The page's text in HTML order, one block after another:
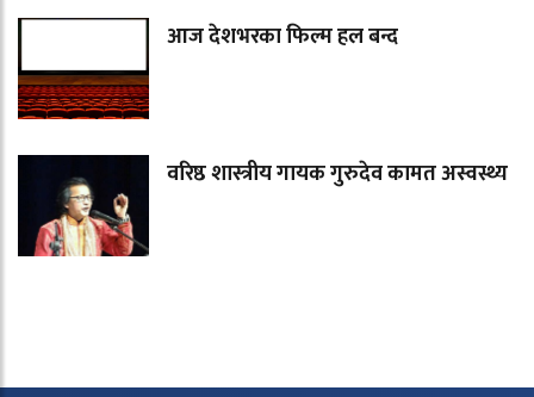
आज देशभरका फिल्म हल बन्द
वरिष्ठ शास्त्रीय गायक गुरुदेव कामत अस्वस्थ्य